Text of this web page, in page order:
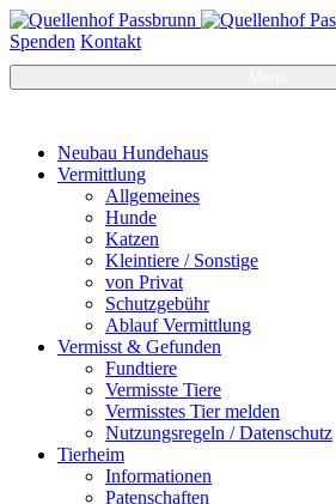
Spenden Kontakt
Neubau Hundehaus
Vermittlung
Allgemeines
Hunde
Katzen
Kleintiere / Sonstige
von Privat
Schutzgebühr
Ablauf Vermittlung
Vermisst & Gefunden
Fundtiere
Vermisste Tiere
Vermisstes Tier melden
Nutzungsregeln / Datenschutz
Tierheim
Informationen
Patenschaften